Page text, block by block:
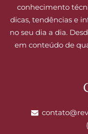
conhecimento
dicas, tendências e
no seu dia a dia.
em conteúdo de